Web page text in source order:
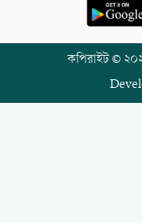
কপিরাইট ©